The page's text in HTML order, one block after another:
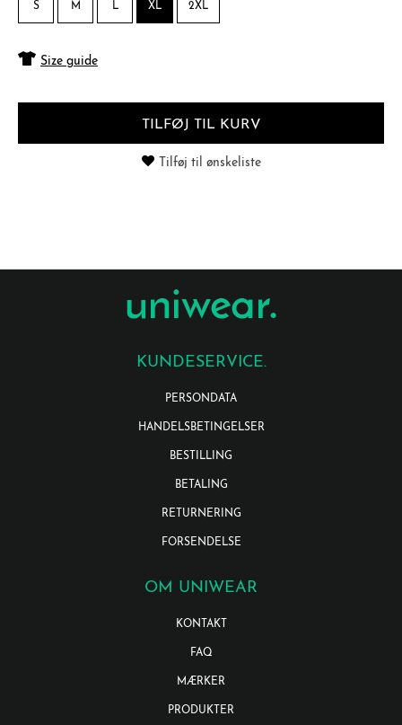
S M L XL 2XL
Size guide
TILFØJ TIL KURV
Tilføj til ønskeliste
KUNDESERVICE.
PERSONDATA
HANDELSBETINGELSER
BESTILLING
BETALING
RETURNERING
FORSENDELSE
OM UNIWEAR
KONTAKT
FAQ
MÆRKER
PRODUKTER